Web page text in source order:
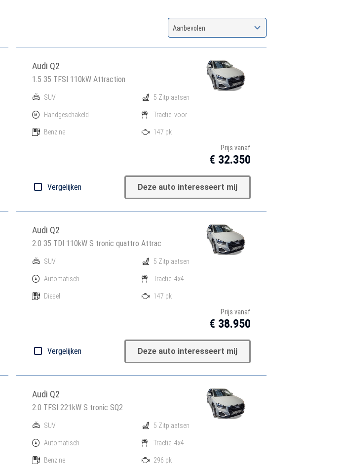
Aanbevolen
Audi Q2
1.5 35 TFSI 110kW Attraction
SUV
Handgeschakeld
Benzine
5 Zitplaatsen
Tractie: voor
147 pk
Prijs vanaf
€ 32.350
Vergelijken Deze auto interesseert mij
Audi Q2
2.0 35 TDI 110kW S tronic quattro Attrac
SUV
Automatisch
Diesel
5 Zitplaatsen
Tractie: 4x4
147 pk
Prijs vanaf
€ 38.950
Vergelijken Deze auto interesseert mij
Audi Q2
2.0 TFSI 221kW S tronic SQ2
SUV
Automatisch
Benzine
5 Zitplaatsen
Tractie: 4x4
296 pk